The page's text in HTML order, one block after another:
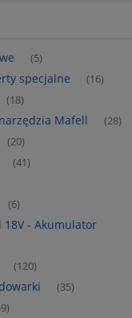
(5)
specjalne (16)
(18)
Mafell (28)
(20)
(41)
(6)
18V - Akumulator
(120)
(35)